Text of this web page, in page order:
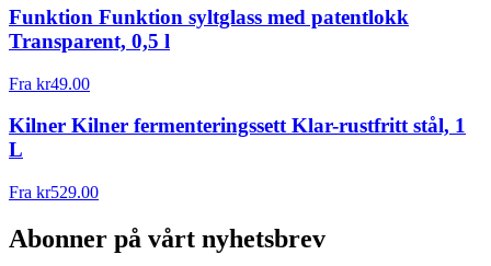
Funktion Funktion syltglass med patentlokk
Transparent, 0,5 l
Fra kr49.00
Kilner Kilner fermenteringssett Klar-rustfritt stål, 1
L
Fra kr529.00
Abonner på vårt nyhetsbrev